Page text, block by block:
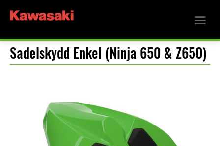
Sadelskydd Enkel (Ninja 650 & Z650)